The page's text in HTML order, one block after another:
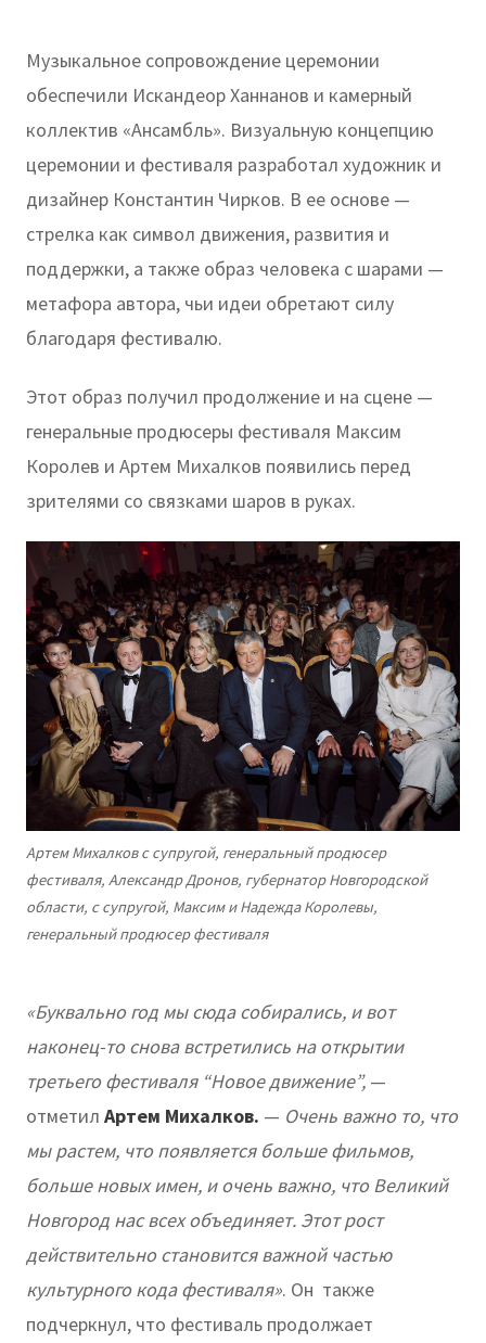
Музыкальное сопровождение церемонии
обеспечили Искандеор Ханнанов и камерный
коллектив «Ансамбль». Визуальную концепцию
церемонии и фестиваля разработал художник и
дизайнер Константин Чирков. В ее основе —
стрелка как символ движения, развития и
поддержки, а также образ человека с шарами —
метафора автора, чьи идеи обретают силу
благодаря фестивалю.
Этот образ получил продолжение и на сцене —
генеральные продюсеры фестиваля Максим
Королев и Артем Михалков появились перед
зрителями со связками шаров в руках.
Артем Михалков с супругой, генеральный продюсер
фестиваля, Александр Дронов, губернатор Новгородской
области, с супругой, Максим и Надежда Королевы,
генеральный продюсер фестиваля
«Буквально год мы сюда собирались, и вот
наконец-то снова встретились на открытии
третьего фестиваля “Новое движение”, —
отметил Артем Михалков. — Очень важно то, что
мы растем, что появляется больше фильмов,
больше новых имен, и очень важно, что Великий
Новгород нас всех объединяет. Этот рост
действительно становится важной частью
культурного кода фестиваля». Он также
подчеркнул, что фестиваль продолжает